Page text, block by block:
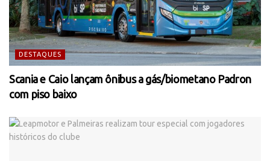
DESTAQUES
Scania e Caio lançam ônibus a gás/biometano Padron
com piso baixo